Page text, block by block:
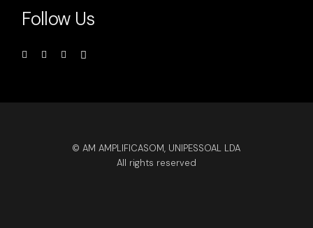
Follow Us
© AM AMPLIFICASOM, UNIPESSOAL LDA
All rights reserved